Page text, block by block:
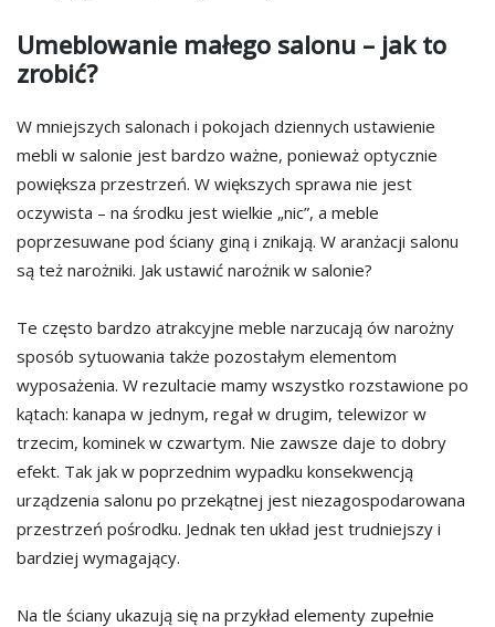
Umeblowanie małego salonu – jak to
zrobić?
W mniejszych salonach i pokojach dziennych ustawienie
mebli w salonie jest bardzo ważne, ponieważ optycznie
powiększa przestrzeń. W większych sprawa nie jest
oczywista – na środku jest wielkie „nic”, a meble
poprzesuwane pod ściany giną i znikają. W aranżacji salonu
są też narożniki. Jak ustawić narożnik w salonie?
Te często bardzo atrakcyjne meble narzucają ów narożny
sposób sytuowania także pozostałym elementom
wyposażenia. W rezultacie mamy wszystko rozstawione po
kątach: kanapa w jednym, regał w drugim, telewizor w
trzecim, kominek w czwartym. Nie zawsze daje to dobry
efekt. Tak jak w poprzednim wypadku konsekwencją
urządzenia salonu po przekątnej jest niezagospodarowana
przestrzeń pośrodku. Jednak ten układ jest trudniejszy i
bardziej wymagający.
Na tle ściany ukazują się na przykład elementy zupełnie